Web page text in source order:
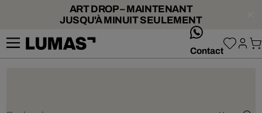
ART DROP – MAINTENANT
JUSQU'À MINUIT SEULEMENT
Contact